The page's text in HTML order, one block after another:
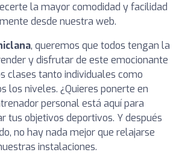
la mayor comodidad y facilidad
desde nuestra web.
, queremos que todos tengan la
y disfrutar de este emocionante
clases tanto individuales como
los niveles. ¿Quieres ponerte en
personal está aquí para
tus objetivos deportivos. Y después
no hay nada mejor que relajarse
instalaciones.